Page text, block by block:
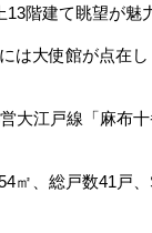
階建て眺望が魅
は大使館が点在
大江戸線「麻布
㎡、総戸数41戸